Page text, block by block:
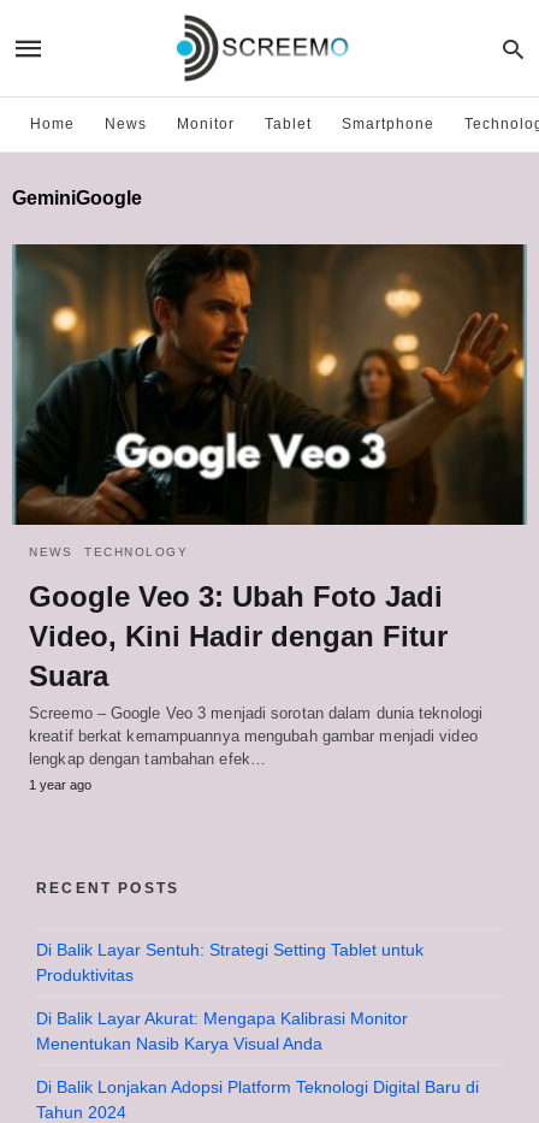
Home News Monitor Tablet Smartphone
GeminiGoogle
NEWS TECHNOLOGY
Google Veo 3: Ubah Foto Jadi
Video, Kini Hadir dengan Fitur
Suara
Screemo – Google Veo 3 menjadi sorotan dalam dunia teknologi
kreatif berkat kemampuannya mengubah gambar menjadi video
lengkap dengan tambahan efek…
1 year ago
RECENT POSTS
Di Balik Layar Sentuh: Strategi Setting Tablet untuk
Produktivitas
Di Balik Layar Akurat: Mengapa Kalibrasi Monitor
Menentukan Nasib Karya Visual Anda
Di Balik Lonjakan Adopsi Platform Teknologi Digital Baru di
Tahun 2024